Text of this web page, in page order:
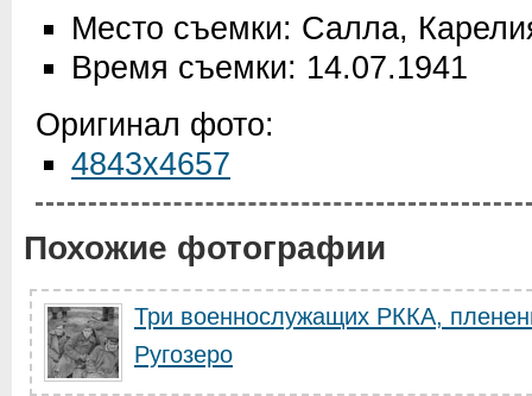
Место съемки: Салла,
Время съемки: 14.07.1941
Оригинал фото:
4843x4657
Похожие фотографии
Три военнослужащих РККА,
Ругозеро